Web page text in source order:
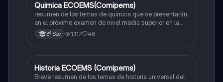
Química
Quimica ECOEMS(Comipems)
resumen de los temas de quimica que se presentarán
en el próximo examen de nivel media superior en la
zona metropolitana de el valle de México
3º Sec 1,117 48
Historia
Historia ECOEMS (Comipems)
Breve resumen de los temas de historia universal del